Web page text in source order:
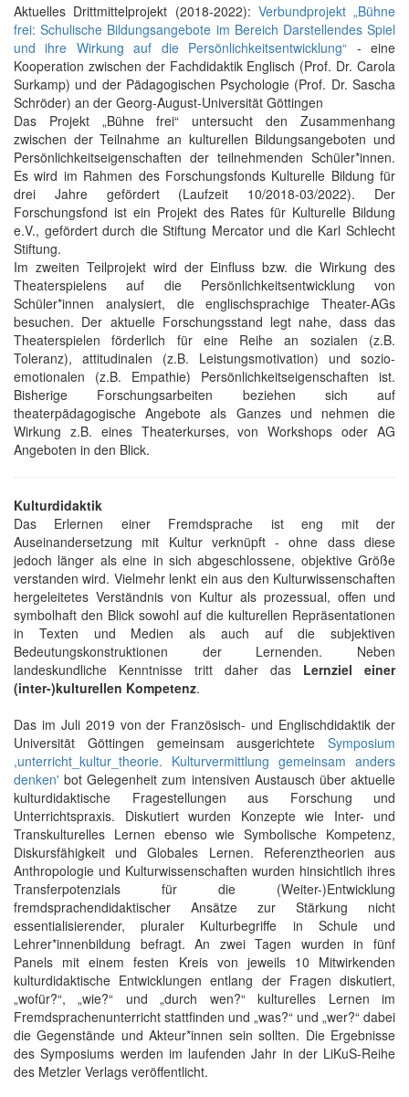
Aktuelles Drittmittelprojekt (2018-2022): Verbundprojekt „Bühne
frei: Schulische Bildungsangebote im Bereich Darstellendes Spiel
und ihre Wirkung auf die Persönlichkeitsentwicklung“ - eine
Kooperation zwischen der Fachdidaktik Englisch (Prof. Dr. Carola
Surkamp) und der Pädagogischen Psychologie (Prof. Dr. Sascha
Schröder) an der Georg-August-Universität Göttingen
Das Projekt „Bühne frei“ untersucht den Zusammenhang
zwischen der Teilnahme an kulturellen Bildungsangeboten und
Persönlichkeitseigenschaften der teilnehmenden Schüler*innen.
Es wird im Rahmen des Forschungsfonds Kulturelle Bildung für
drei Jahre gefördert (Laufzeit 10/2018-03/2022). Der
Forschungsfond ist ein Projekt des Rates für Kulturelle Bildung
e.V., gefördert durch die Stiftung Mercator und die Karl Schlecht
Stiftung.
Im zweiten Teilprojekt wird der Einfluss bzw. die Wirkung des
Theaterspielens auf die Persönlichkeitsentwicklung von
Schüler*innen analysiert, die englischsprachige Theater-AGs
besuchen. Der aktuelle Forschungsstand legt nahe, dass das
Theaterspielen förderlich für eine Reihe an sozialen (z.B.
Toleranz), attitudinalen (z.B. Leistungsmotivation) und sozio-
emotionalen (z.B. Empathie) Persönlichkeitseigenschaften ist.
Bisherige Forschungsarbeiten beziehen sich auf
theaterpädagogische Angebote als Ganzes und nehmen die
Wirkung z.B. eines Theaterkurses, von Workshops oder AG
Angeboten in den Blick.
Kulturdidaktik
Das Erlernen einer Fremdsprache ist eng mit der
Auseinandersetzung mit Kultur verknüpft - ohne dass diese
jedoch länger als eine in sich abgeschlossene, objektive Größe
verstanden wird. Vielmehr lenkt ein aus den Kulturwissenschaften
hergeleitetes Verständnis von Kultur als prozessual, offen und
symbolhaft den Blick sowohl auf die kulturellen Repräsentationen
in Texten und Medien als auch auf die subjektiven
Bedeutungskonstruktionen der Lernenden. Neben
landeskundliche Kenntnisse tritt daher das Lernziel einer
(inter-)kulturellen Kompetenz.
Das im Juli 2019 von der Französisch- und Englischdidaktik der
Universität Göttingen gemeinsam ausgerichtete Symposium
,unterricht_kultur_theorie. Kulturvermittlung gemeinsam anders
denken' bot Gelegenheit zum intensiven Austausch über aktuelle
kulturdidaktische Fragestellungen aus Forschung und
Unterrichtspraxis. Diskutiert wurden Konzepte wie Inter- und
Transkulturelles Lernen ebenso wie Symbolische Kompetenz,
Diskursfähigkeit und Globales Lernen. Referenztheorien aus
Anthropologie und Kulturwissenschaften wurden hinsichtlich ihres
Transferpotenzials für die (Weiter-)Entwicklung
fremdsprachendidaktischer Ansätze zur Stärkung nicht
essentialisierender, pluraler Kulturbegriffe in Schule und
Lehrer*innenbildung befragt. An zwei Tagen wurden in fünf
Panels mit einem festen Kreis von jeweils 10 Mitwirkenden
kulturdidaktische Entwicklungen entlang der Fragen diskutiert,
„wofür?“, „wie?“ und „durch wen?“ kulturelles Lernen im
Fremdsprachenunterricht stattfinden und „was?“ und „wer?“ dabei
die Gegenstände und Akteur*innen sein sollten. Die Ergebnisse
des Symposiums werden im laufenden Jahr in der LiKuS-Reihe
des Metzler Verlags veröffentlicht.